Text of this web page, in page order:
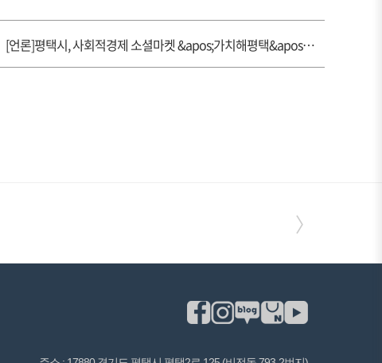
[언론]평택시, 사회적경제 소셜마켓 &apos;가치해평택&apos; 성료
〉